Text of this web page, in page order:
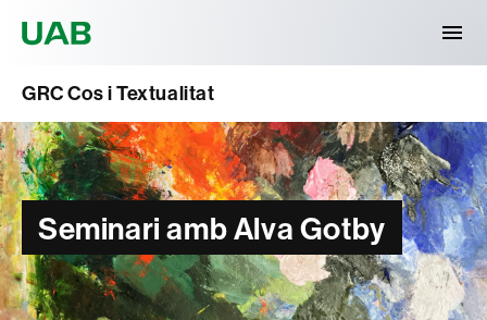
GRC Cos i Textualitat
Seminari amb Alva Gotby